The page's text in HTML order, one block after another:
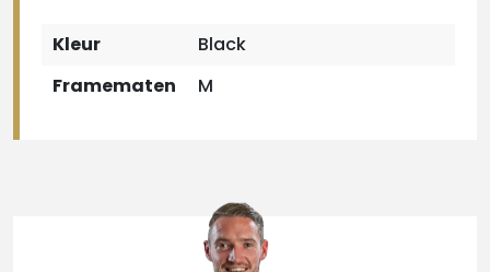
Kleur
Black
Framematen
M